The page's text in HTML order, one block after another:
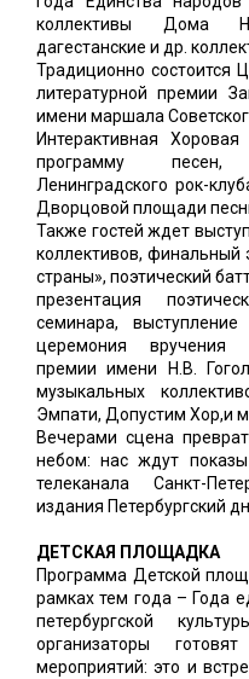
коллективы Дома
дагестанские и др.
Традиционно состоится
литературной премии
имени маршала
Интерактивная
программу песен,
Ленинградского рок-
Дворцовой площади
Также гостей ждет
коллективов, финальный
страны», поэтический
презентация
семинара,
церемония вручения
премии имени Н.В.
музыкальных
Эмпати, Допустим Хор,и
Вечерами сцена
небом: нас ждут
телеканала Санкт-
издания Петербургский
ДЕТСКАЯ ПЛОЩАДКА
Программа Детской
рамках тем года – Года
петербургской
организаторы
мероприятий: это и